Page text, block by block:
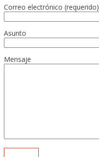
Correo electrónico (requerido)
Asunto
Mensaje